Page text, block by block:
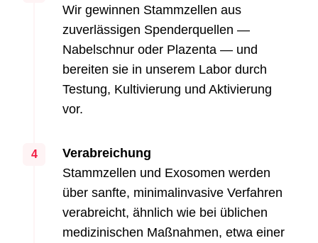
Wir gewinnen Stammzellen aus
zuverlässigen Spenderquellen —
Nabelschnur oder Plazenta — und
bereiten sie in unserem Labor durch
Testung, Kultivierung und Aktivierung
vor.
4
Verabreichung
Stammzellen und Exosomen werden
über sanfte, minimalinvasive Verfahren
verabreicht, ähnlich wie bei üblichen
medizinischen Maßnahmen, etwa einer